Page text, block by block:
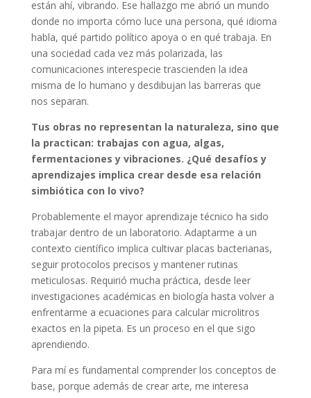
están ahí, vibrando. Ese hallazgo me abrió un mundo
donde no importa cómo luce una persona, qué idioma
habla, qué partido político apoya o en qué trabaja. En
una sociedad cada vez más polarizada, las
comunicaciones interespecie trascienden la idea
misma de lo humano y desdibujan las barreras que
nos separan.
Tus obras no representan la naturaleza, sino que
la practican: trabajas con agua, algas,
fermentaciones y vibraciones. ¿Qué desafíos y
aprendizajes implica crear desde esa relación
simbiótica con lo vivo?
Probablemente el mayor aprendizaje técnico ha sido
trabajar dentro de un laboratorio. Adaptarme a un
contexto científico implica cultivar placas bacterianas,
seguir protocolos precisos y mantener rutinas
meticulosas. Requirió mucha práctica, desde leer
investigaciones académicas en biología hasta volver a
enfrentarme a ecuaciones para calcular microlitros
exactos en la pipeta. Es un proceso en el que sigo
aprendiendo.
Para mí es fundamental comprender los conceptos de
base, porque además de crear arte, me interesa